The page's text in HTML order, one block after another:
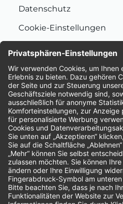
Datenschutz
Cookie-Einstellungen
Bewertungen